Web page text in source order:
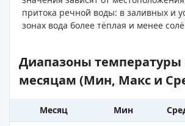
притока речной воды: в заливных и
зонах вода более тёплая и менее
Диапазоны
месяцам (Мин, Макс и
Месяц Мин